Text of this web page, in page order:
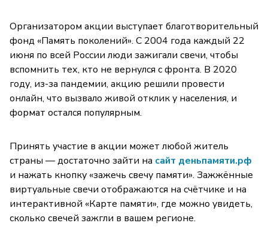
Организатором акции выступает благотворительный
фонд «Память поколений». С 2004 года каждый 22
июня по всей России люди зажигали свечи, чтобы
вспомнить тех, кто не вернулся с фронта. В 2020
году, из-за пандемии, акцию решили провести
онлайн, что вызвало живой отклик у населения, и
формат остался популярным.
Принять участие в акции может любой житель
страны — достаточно зайти на сайт деньпамяти.рф
и нажать кнопку «зажечь свечу памяти». Зажжённые
виртуальные свечи отображаются на счётчике и на
интерактивной «Карте памяти», где можно увидеть,
сколько свечей зажгли в вашем регионе.